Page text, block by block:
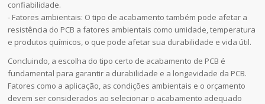
confiabilidade.
- Fatores ambientais: O tipo de acabamento também pode afetar a
resistência do PCB a fatores ambientais como umidade, temperatura
e produtos químicos, o que pode afetar sua durabilidade e vida útil.
Concluindo, a escolha do tipo certo de acabamento de PCB é
fundamental para garantir a durabilidade e a longevidade da PCB.
Fatores como a aplicação, as condições ambientais e o orçamento
devem ser considerados ao selecionar o acabamento adequado